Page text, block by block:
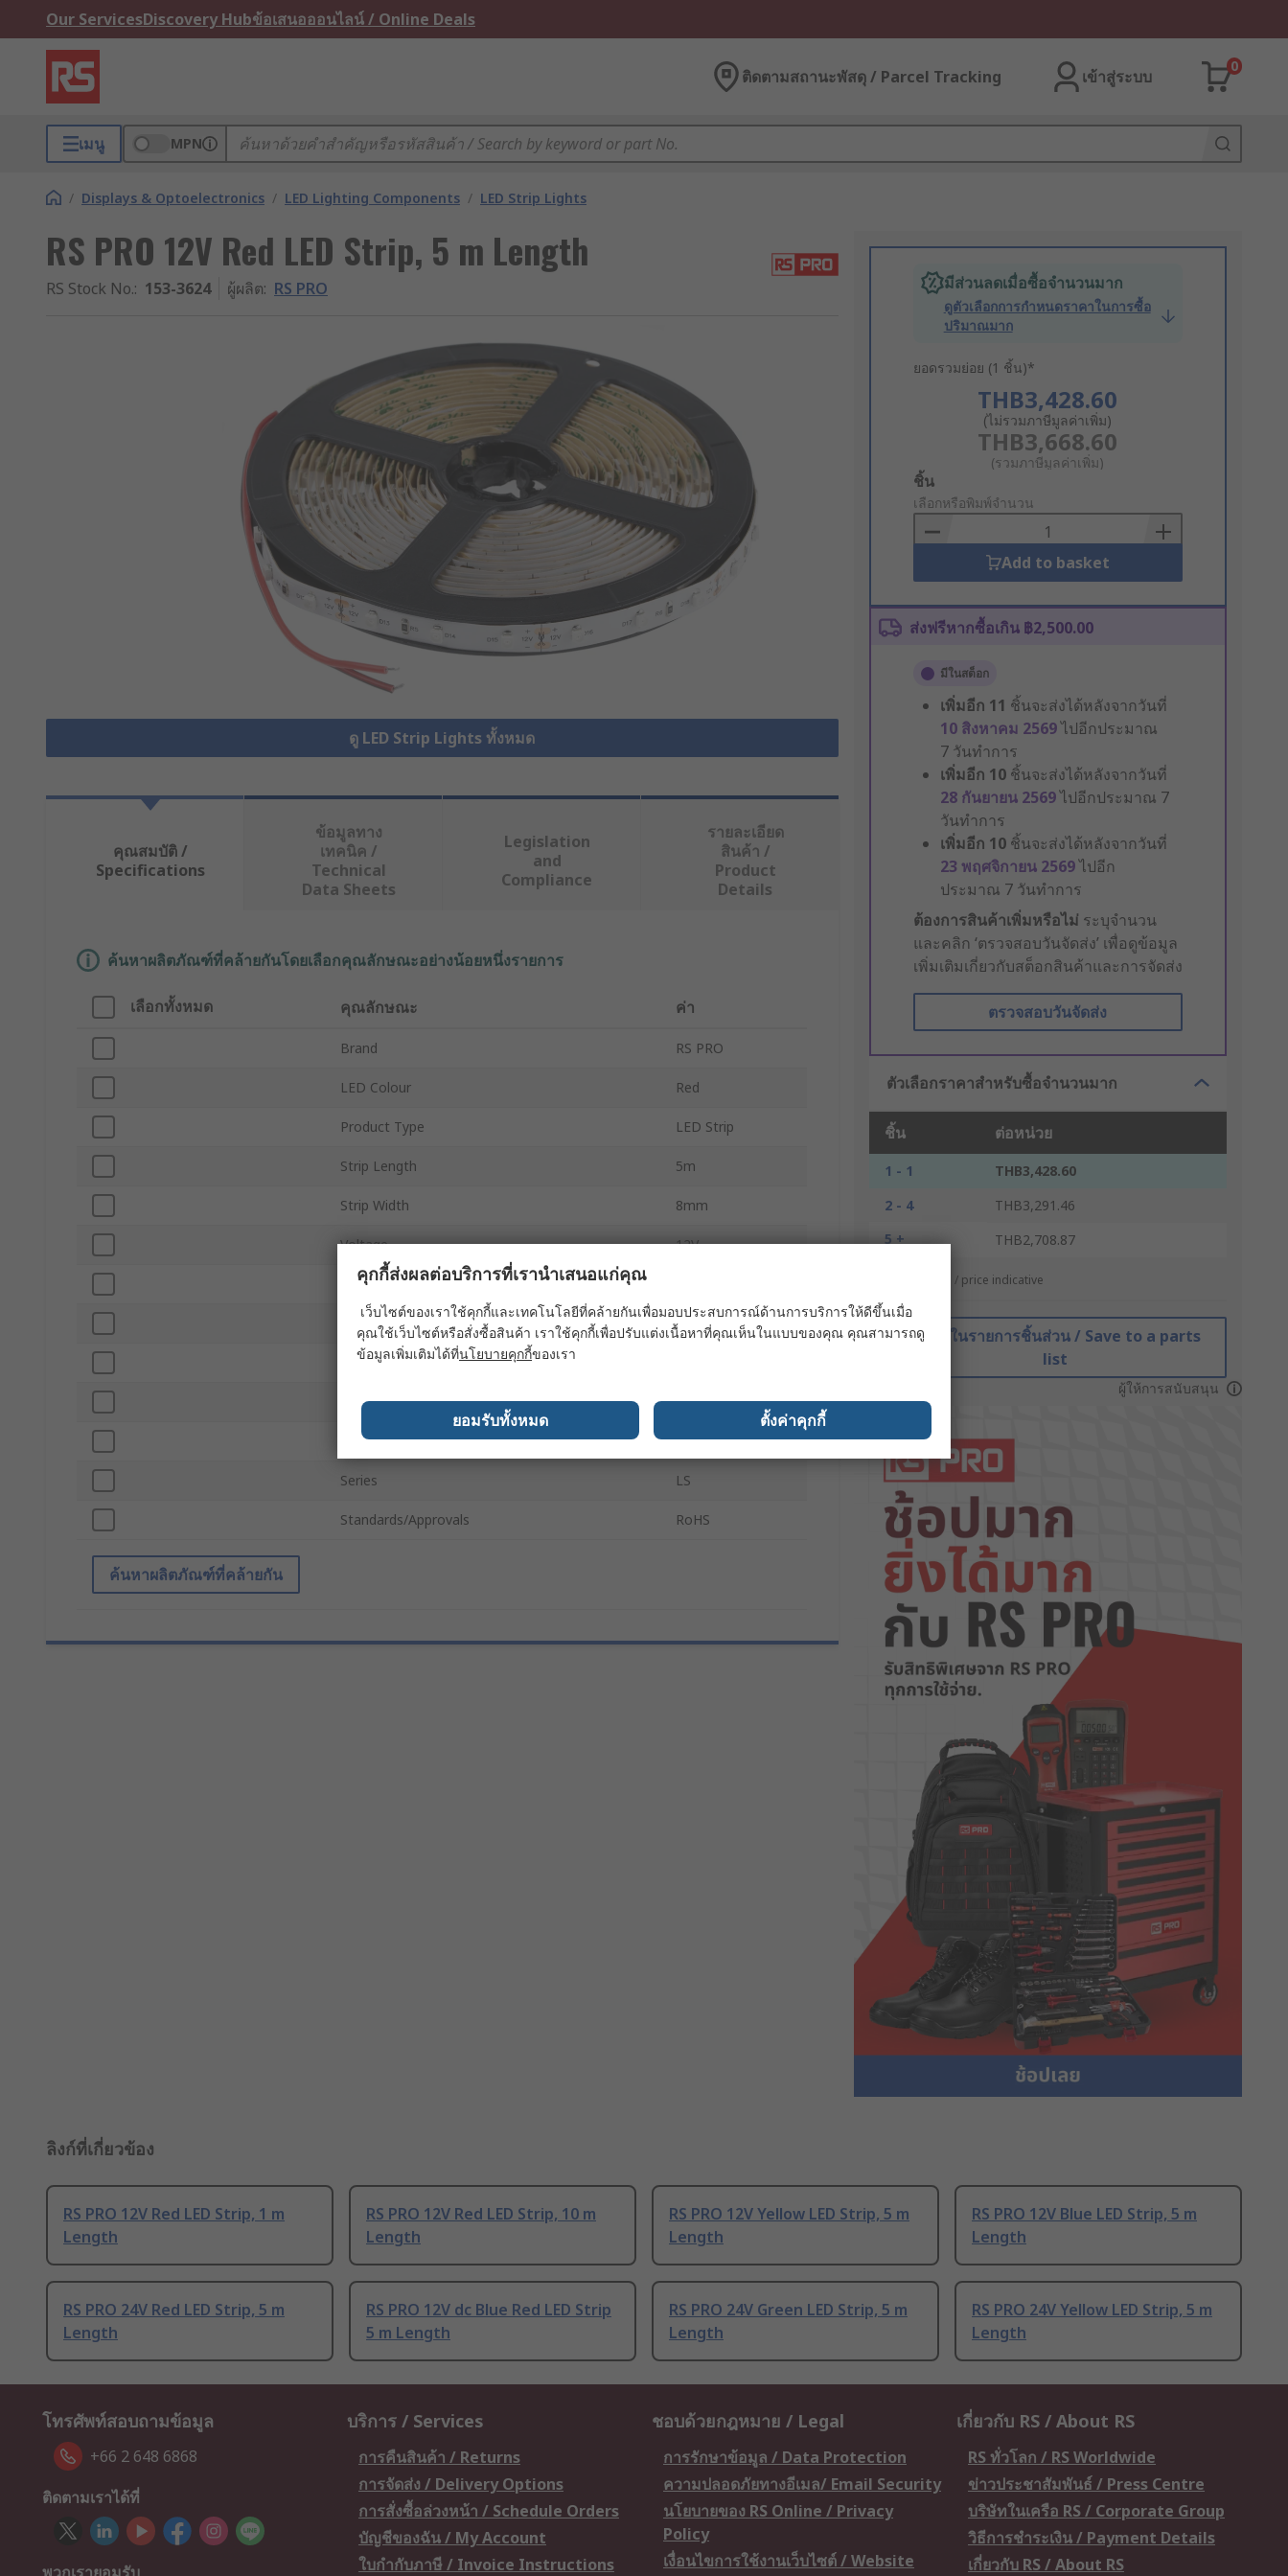
Our ServicesDiscovery Hubข้อเสนอออนไลน์ / Online Deals
ติดตามสถานะพัสดุ / Parcel Tracking เข้าสู่ระบบ
0
เมนู MPN
/ Displays & Optoelectronics / LED Lighting Components / LED Strip Lights
RS PRO 12V Red LED Strip, 5 m Length
RS Stock No.: 153-3624 ผู้ผลิต: RS PRO
ดู LED Strip Lights ทั้งหมด
มีส่วนลดเมื่อซื้อจำนวนมาก
ดูตัวเลือกการกำหนดราคาในการซื้อ
ปริมาณมาก
ยอดรวมย่อย (1 ชิ้น)*
THB3,428.60
(ไม่รวมภาษีมูลค่าเพิ่ม)
THB3,668.60
(รวมภาษีมูลค่าเพิ่ม)
Add
to
Basket
ชิ้น
เลือกหรือพิมพ์จำนวน
Add to basket
ส่งฟรีหากซื้อเกิน ฿2,500.00
มีในสต็อก
เพิ่มอีก 11 ชิ้นจะส่งได้หลังจากวันที่
10 สิงหาคม 2569ไปอีกประมาณ
7 วันทำการ
เพิ่มอีก 10 ชิ้นจะส่งได้หลังจากวันที่
28 กันยายน 2569ไปอีกประมาณ 7
วันทำการ
เพิ่มอีก 10 ชิ้นจะส่งได้หลังจากวันที่
23 พฤศจิกายน 2569ไปอีก
ประมาณ 7 วันทำการ
ต้องการสินค้าเพิ่มหรือไม่ ระบุจำนวน
และคลิก ‘ตรวจสอบวันจัดส่ง’ เพื่อดูข้อมูล
เพิ่มเติมเกี่ยวกับสต็อกสินค้าและการจัดส่ง
ตรวจสอบวันจัดส่ง
ตัวเลือกราคาสำหรับซื้อจำนวนมาก
ชิ้น ต่อหน่วย
1 - 1
THB3,428.60
2 - 4
THB3,291.46
5 +
THB2,708.87
*ตัวบ่งบอกราคา / price indicative
บันทึกในรายการชิ้นส่วน / Save to a parts
list
ผู้ให้การสนับสนุน
คุณสมบัติ /
Specifications
ข้อมูลทาง
เทคนิค /
Technical
Data Sheets
Legislation
and
Compliance
รายละเอียด
สินค้า /
Product
Details
ค้นหาผลิตภัณฑ์ที่คล้ายกันโดยเลือกคุณลักษณะอย่างน้อยหนึ่งรายการ
เลือกทั้งหมด คุณลักษณะ ค่า
Brand RS PRO
LED Colour Red
Product Type LED Strip
Strip Length 5m
Strip Width 8mm
Voltage 12V
Number of LEDs Per Metre
IP Rating IP20
Power Per Metre
Typical Luminous Flux lm/m 240lm/m
Flexible/Rigid Flexible
Series LS
Standards/Approvals RoHS
ค้นหาผลิตภัณฑ์ที่คล้ายกัน
ลิงก์ที่เกี่ยวข้อง
RS PRO 12V Red LED Strip, 1 m
Length
RS PRO 12V Red LED Strip, 10 m
Length
RS PRO 12V Yellow LED Strip, 5 m
Length
RS PRO 12V Blue LED Strip, 5 m
Length
RS PRO 24V Red LED Strip, 5 m
Length
RS PRO 12V dc Blue Red LED Strip
5 m Length
RS PRO 24V Green LED Strip, 5 m
Length
RS PRO 24V Yellow LED Strip, 5 m
Length
โทรศัพท์สอบถามข้อมูล
+66 2 648 6868
ติดตามเราได้ที่
บริการ / Services
การคืนสินค้า / Returns
การจัดส่ง / Delivery Options
การสั่งซื้อล่วงหน้า / Schedule Orders
บัญชีของฉัน / My Account
ใบกำกับภาษี / Invoice Instructions
ชอบด้วยกฎหมาย / Legal
การรักษาข้อมูล / Data Protection
ความปลอดภัยทางอีเมล/ Email Security
นโยบายของ RS Online / Privacy
Policy
เงื่อนไขการใช้งานเว็บไซต์ / Website
เกี่ยวกับ RS / About RS
RS ทั่วโลก / RS Worldwide
ข่าวประชาสัมพันธ์ / Press Centre
บริษัทในเครือ RS / Corporate Group
วิธีการชำระเงิน / Payment Details
เกี่ยวกับ RS / About RS
คุกกี้ส่งผลต่อบริการที่เรานำเสนอแก่คุณ
เว็บไซต์ของเราใช้คุกกี้และเทคโนโลยีที่คล้ายกันเพื่อมอบประสบการณ์ด้านการบริการให้ดีขึ้นเมื่อ
คุณใช้เว็บไซต์หรือสั่งซื้อสินค้า เราใช้คุกกี้เพื่อปรับแต่งเนื้อหาที่คุณเห็นในแบบของคุณ คุณสามารถดู
ข้อมูลเพิ่มเติมได้ที่นโยบายคุกกี้ของเรา
ยอมรับทั้งหมด ตั้งค่าคุกกี้